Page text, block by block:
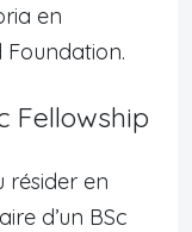
en
Fellowship
résider en
d’un BSc